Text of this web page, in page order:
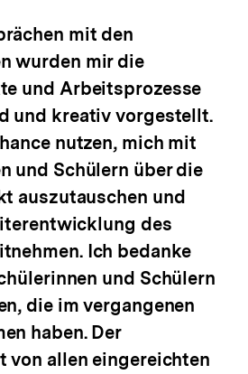
mit den
wurden mir die
und Arbeitsprozesse
und kreativ vorgestellt.
nutzen, mich mit
und Schülern über die
auszutauschen und
des
Ich bedanke
und Schülern
die im vergangenen
haben. Der
von allen eingereichten